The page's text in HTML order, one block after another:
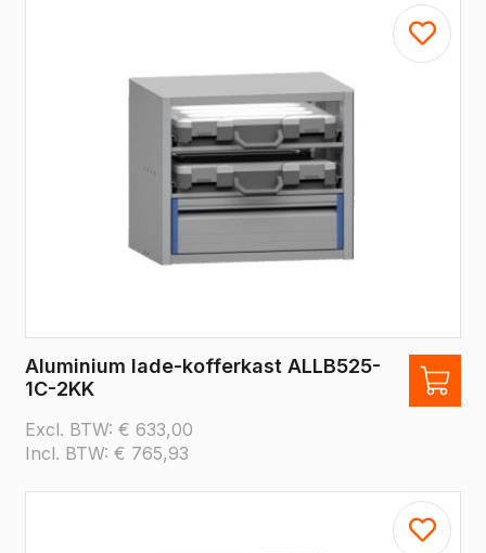
Aluminium lade-kofferkast ALLB525-
1C-2KK
Excl. BTW: € 633,00
Incl. BTW: € 765,93